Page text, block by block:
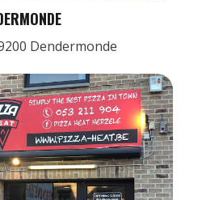
Dendermonde